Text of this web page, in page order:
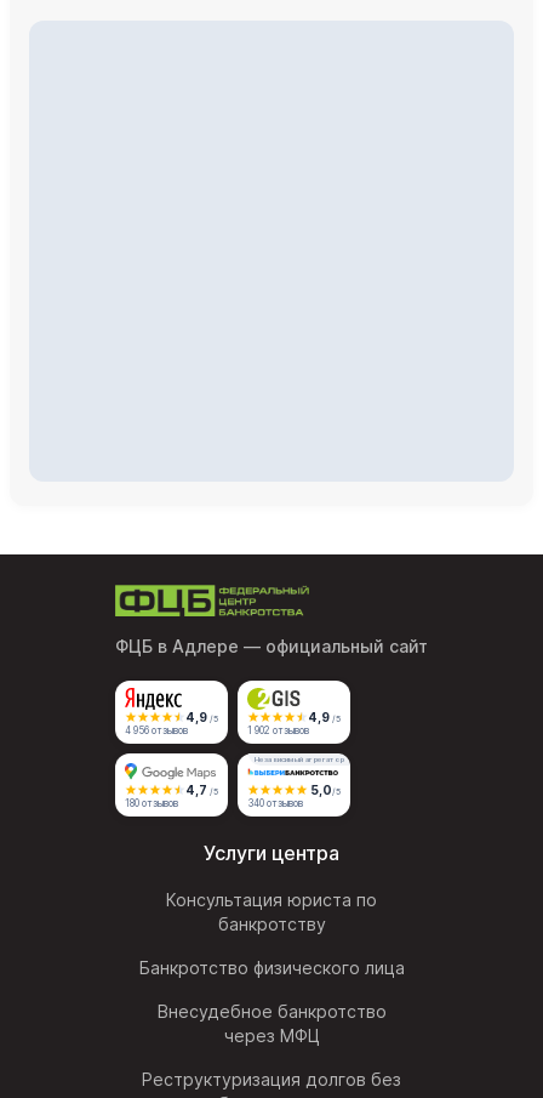
ФЦБ в Адлере — официальный сайт
4,9 /5
4 956 отзывов
4,9 /5
1 902 отзывов
4,7 /5
180 отзывов
Независимый агрегатор
5,0/5
340 отзывов
Услуги центра
Консультация юриста по
банкротству
Банкротство физического лица
Внесудебное банкротство
через МФЦ
Реструктуризация долгов без